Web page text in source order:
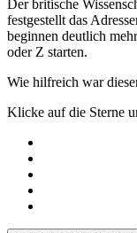
Der britische
festgestellt das
beginnen deutlich
oder Z starten.
Wie hilfreich war
Klicke auf die Sterne